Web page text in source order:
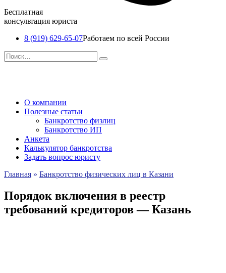
Бесплатная
консультация юриста
8 (919) 629-65-07Работаем по всей России
Перейти
к
Search
for:
О компании
Полезные статьи
Банкротство физлиц
Банкротство ИП
Анкета
Калькулятор банкротства
Задать вопрос юристу
Главная » Банкротство физических лиц в Казани
Порядок включения в реестр
требований кредиторов — Казань